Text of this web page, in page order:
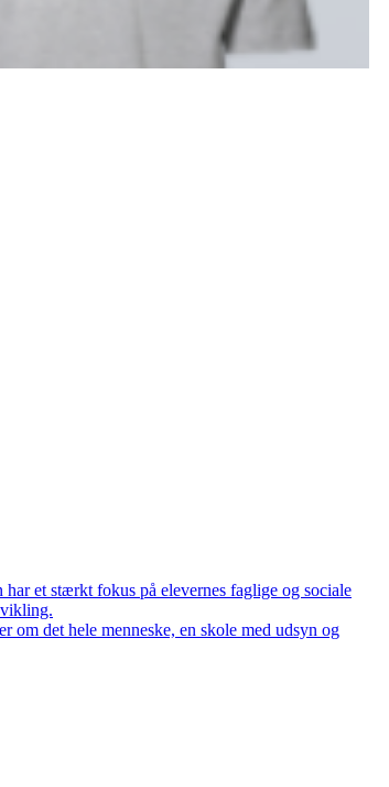
et stærkt fokus på elevernes faglige og sociale
om det hele menneske, en skole med udsyn og